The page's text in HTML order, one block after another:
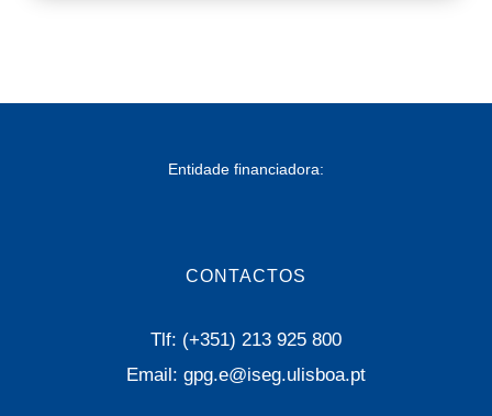
Entidade financiadora:
CONTACTOS
Tlf: (+351) 213 925 800
Email: gpg.e@iseg.ulisboa.pt